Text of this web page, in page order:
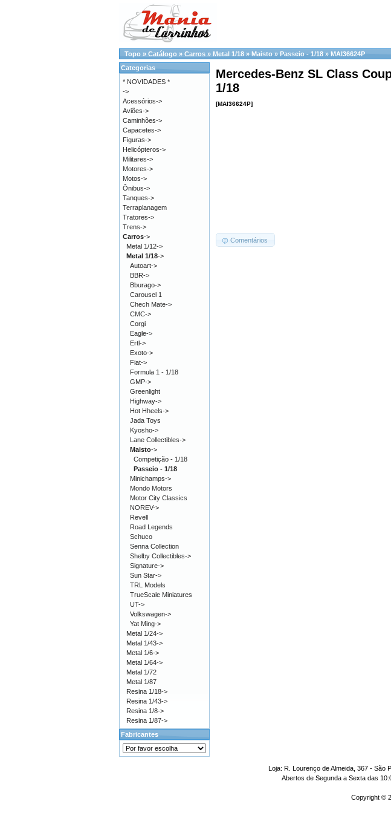
Topo » Catálogo » Carros » Metal 1/18 » Maisto » Passeio - 1/18 » MAI36624P
Mercedes-Benz SL Class
1/18
[MAI36624P]
Comentários
Categorias
* NOVIDADES *
->
Acessórios->
Aviões->
Caminhões->
Capacetes->
Figuras->
Helicópteros->
Militares->
Motores->
Motos->
Ônibus->
Tanques->
Terraplanagem
Tratores->
Trens->
Carros->
Metal 1/12->
Metal 1/18->
Autoart->
BBR->
Bburago->
Carousel 1
Chech Mate->
CMC->
Corgi
Eagle->
Ertl->
Exoto->
Fiat->
Formula 1 - 1/18
GMP->
Greenlight
Highway->
Hot Hheels->
Jada Toys
Kyosho->
Lane Collectibles->
Maisto->
Competição - 1/18
Passeio - 1/18
Minichamps->
Mondo Motors
Motor City Classics
NOREV->
Revell
Road Legends
Schuco
Senna Collection
Shelby Collectibles->
Signature->
Sun Star->
TRL Models
TrueScale Miniatures
UT->
Volkswagen->
Yat Ming->
Metal 1/24->
Metal 1/43->
Metal 1/6->
Metal 1/64->
Metal 1/72
Metal 1/87
Resina 1/18->
Resina 1/43->
Resina 1/8->
Resina 1/87->
Fabricantes
Loja: R. Lourenço de Almeida, 367 - São
Abertos de Segunda a Sexta das
Copyright ©